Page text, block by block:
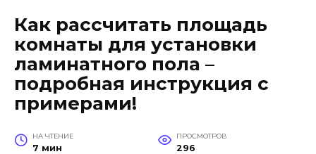
Как рассчитать площадь
комнаты для установки
ламинатного пола –
подробная инструкция с
примерами!
НА ЧТЕНИЕ
7 мин
ПРОСМОТРОВ
296